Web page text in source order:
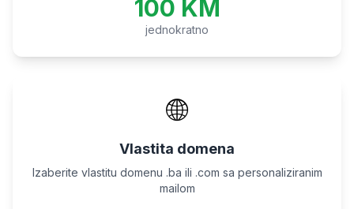
100 KM
jednokratno
🌐
Vlastita domena
Izaberite vlastitu domenu .ba ili .com sa personaliziranim
mailom